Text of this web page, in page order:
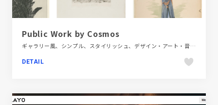
Public Work by Cosmos
ギャラリー風、シンプル、スタイリッシュ、デザイン・アート・音楽・文芸、ホワイト系、ポートフォリオ
DETAIL